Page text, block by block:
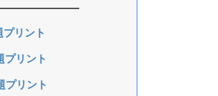
プリント
プリント
プリント